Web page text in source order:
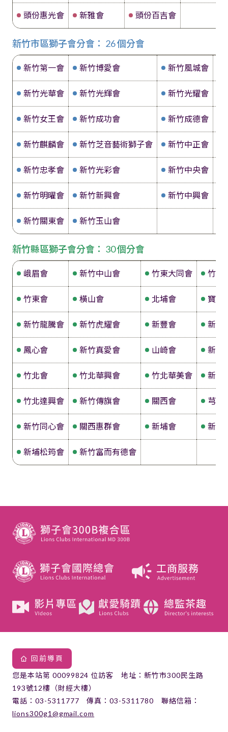
頭份惠光會 新雅會 頭份百吉會
新竹市區獅子會分會： 26 個分會
新竹第一會 新竹博愛會 新竹風城會
新竹光華會 新竹光輝會 新竹光耀會
新竹女王會 新竹成功會 新竹成德會
新竹麒麟會 新竹芝音藝術獅子會 新竹中正會
新竹忠孝會 新竹光彩會 新竹中央會
新竹明曜會 新竹新興會 新竹中興會
新竹關東會 新竹玉山會
新竹縣區獅子會分會： 30 個分會
峨眉會 新竹中山會 竹東大同會 竹東
竹東會 橫山會 北埔會 寶山
新竹龍騰會 新竹虎耀會 新豐會 新湖
鳳心會 新竹真愛會 山崎會 新竹
竹北會 竹北華興會 竹北華美會 新竹
竹北達興會 新竹傳旗會 關西會 芎林
新竹同心會 關西惠群會 新埔會 新竹
新埔松筠會 新竹富而有德會
回前導頁
您是本站第 00099824 位訪客 地址：新竹市300民生路
193號12樓（財經大樓）
電話：03-5311777 傳真：03-5311780 聯絡信箱：
lions300g1@gmail.com